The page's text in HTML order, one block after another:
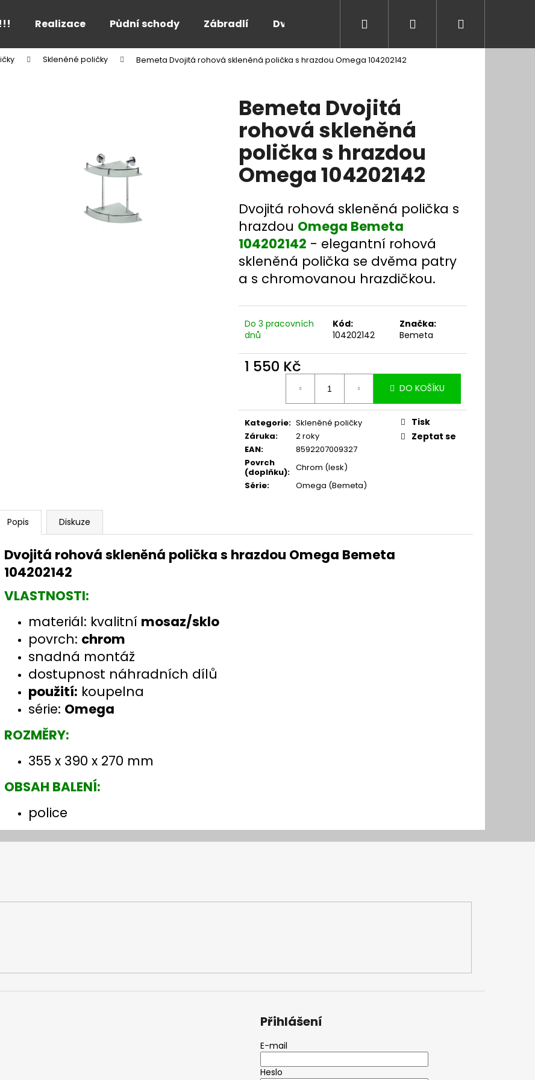
Realizace Půdní schody Zábradlí Dveře a zárubně Kontakt Blog
Přihlášení
Skleněné poličky Bemeta Dvojitá rohová skleněná polička s hrazdou Omega 104202142
Bemeta Dvojitá
rohová skleněná
polička s hrazdou
Omega 104202142
Dvojitá rohová skleněná polička s
hrazdou Omega Bemeta
104202142 - elegantní rohová
skleněná polička se dvěma patry
a s chromovanou hrazdičkou.
Do 3 pracovních
dnů
Kód:
104202142
Značka:
Bemeta
1 550 Kč
DO KOŠÍKU
Kategorie: Skleněné poličky
Záruka:
2 roky
EAN:
8592207009327
Povrch
(doplňku): Chrom (lesk)
Série: Omega (Bemeta)
Tisk
Zeptat se
Popis Diskuze
Dvojitá rohová skleněná polička s hrazdou Omega Bemeta
104202142
VLASTNOSTI:
materiál: kvalitní mosaz/sklo
povrch: chrom
snadná montáž
dostupnost náhradních dílů
použití: koupelna
série: Omega
ROZMĚRY:
355 x 390 x 270 mm
OBSAH BALENÍ:
police
Co potřebujete najít?
Doporučujeme
Přihlášení
E-mail
Heslo